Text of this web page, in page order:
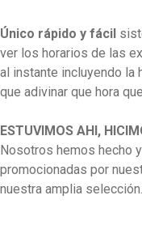
Único rápido y fácil
ver los horarios de las
al instante incluyendo la
que adivinar que hora
ESTUVIMOS AHI,
Nosotros hemos hecho
promocionadas por
nuestra amplia selección.